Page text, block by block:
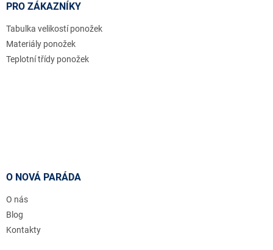
PRO ZÁKAZNÍKY
Tabulka velikostí ponožek
Materiály ponožek
Teplotní třídy ponožek
O NOVÁ PARÁDA
O nás
Blog
Kontakty